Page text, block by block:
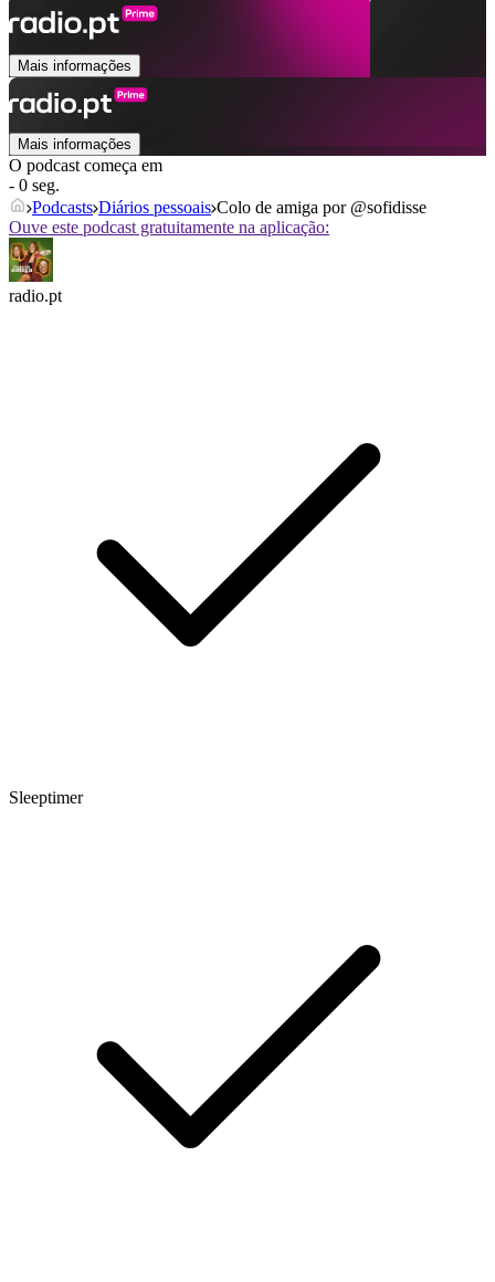
Mais informações
Mais informações
O podcast começa em
- 0 seg.
Podcasts Diários pessoais Colo de amiga por @sofidisse
Ouve este podcast gratuitamente na aplicação:
radio.pt
Sleeptimer